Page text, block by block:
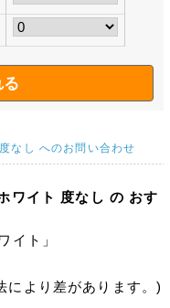
なし へのお問い合わせ
ワイト 度なし の おす
イト」
により差があります。)